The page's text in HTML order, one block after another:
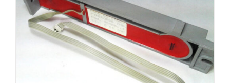
opciones
se
pueden
elegir
en